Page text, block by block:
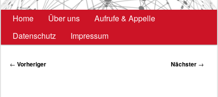
Hauptmenü
Home Über uns
Aufrufe & Appelle
Datenschutz
Impressum
Beitragsnavigation
← Vorheriger Nächster →